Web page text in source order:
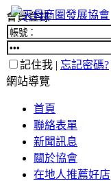
會員登錄
記住我 | 忘記密碼?
網站導覽
首頁
聯絡表單
新聞訊息
關於協會
在地人推薦好店